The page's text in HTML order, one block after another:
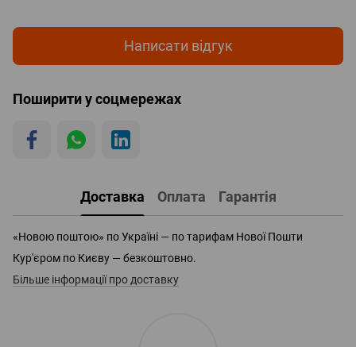
Написати відгук
Поширити у соцмережах
Доставка Оплата Гарантія
«Новою поштою» по Україні — по тарифам Нової Пошти
Кур'єром по Києву — безкоштовно.
Більше інформації про доставку